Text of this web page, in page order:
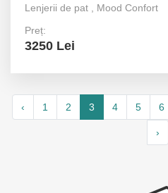
Lenjerii de pat , Mood Confort
Preț:
3250 Lei
‹ 1 2 3 4 5 6
›